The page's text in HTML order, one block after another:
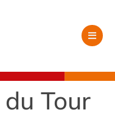
Tour